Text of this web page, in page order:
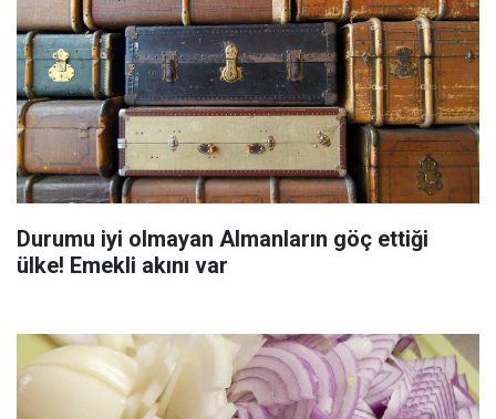
Durumu iyi olmayan Almanların göç ettiği
ülke! Emekli akını var